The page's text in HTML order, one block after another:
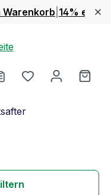
Warenkorb 14% extra
Du hast 0